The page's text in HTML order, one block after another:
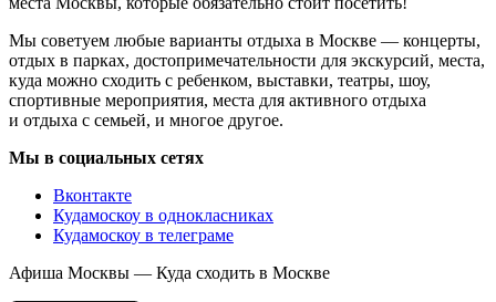
Мы советуем любые варианты отдыха в Москве — концерты,
отдых в парках, достопримечательности для экскурсий, места,
куда можно сходить с ребенком, выставки, театры, шоу,
спортивные мероприятия, места для активного отдыха
и отдыха с семьей, и многое другое.
Мы в социальных сетях
Вконтакте
Кудамоскоу в однокласниках
Кудамоскоу в телеграме
Афиша Москвы — Куда сходить в Москве